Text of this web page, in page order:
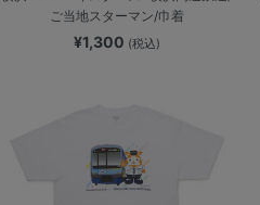
ご当地スターマン/巾着
¥1,300 (税込)